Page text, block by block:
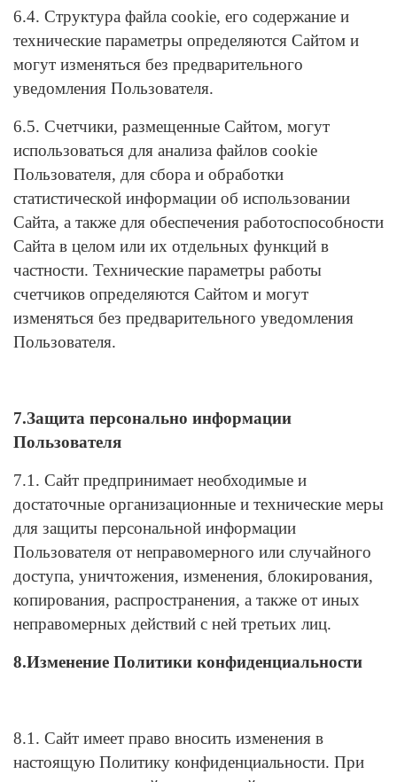
6.4. Структура файла cookie, его содержание и
технические параметры определяются Сайтом и
могут изменяться без предварительного
уведомления Пользователя.
6.5. Счетчики, размещенные Сайтом, могут
использоваться для анализа файлов cookie
Пользователя, для сбора и обработки
статистической информации об использовании
Сайта, а также для обеспечения работоспособности
Сайта в целом или их отдельных функций в
частности. Технические параметры работы
счетчиков определяются Сайтом и могут
изменяться без предварительного уведомления
Пользователя.
7.Защита персонально информации
Пользователя
7.1. Сайт предпринимает необходимые и
достаточные организационные и технические меры
для защиты персональной информации
Пользователя от неправомерного или случайного
доступа, уничтожения, изменения, блокирования,
копирования, распространения, а также от иных
неправомерных действий с ней третьих лиц.
8.Изменение Политики конфиденциальности
8.1. Сайт имеет право вносить изменения в
настоящую Политику конфиденциальности. При